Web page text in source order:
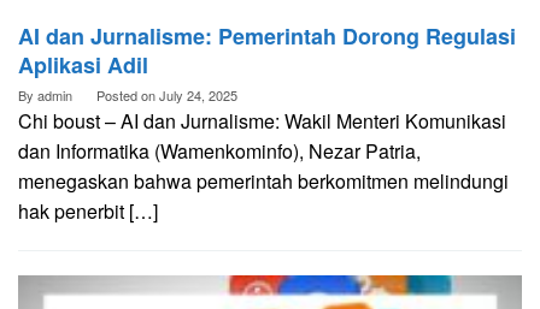
AI dan Jurnalisme: Pemerintah Dorong Regulasi
Aplikasi Adil
By admin Posted onJuly 24, 2025
Chi boust – AI dan Jurnalisme: Wakil Menteri Komunikasi
dan Informatika (Wamenkominfo), Nezar Patria,
menegaskan bahwa pemerintah berkomitmen melindungi
hak penerbit […]